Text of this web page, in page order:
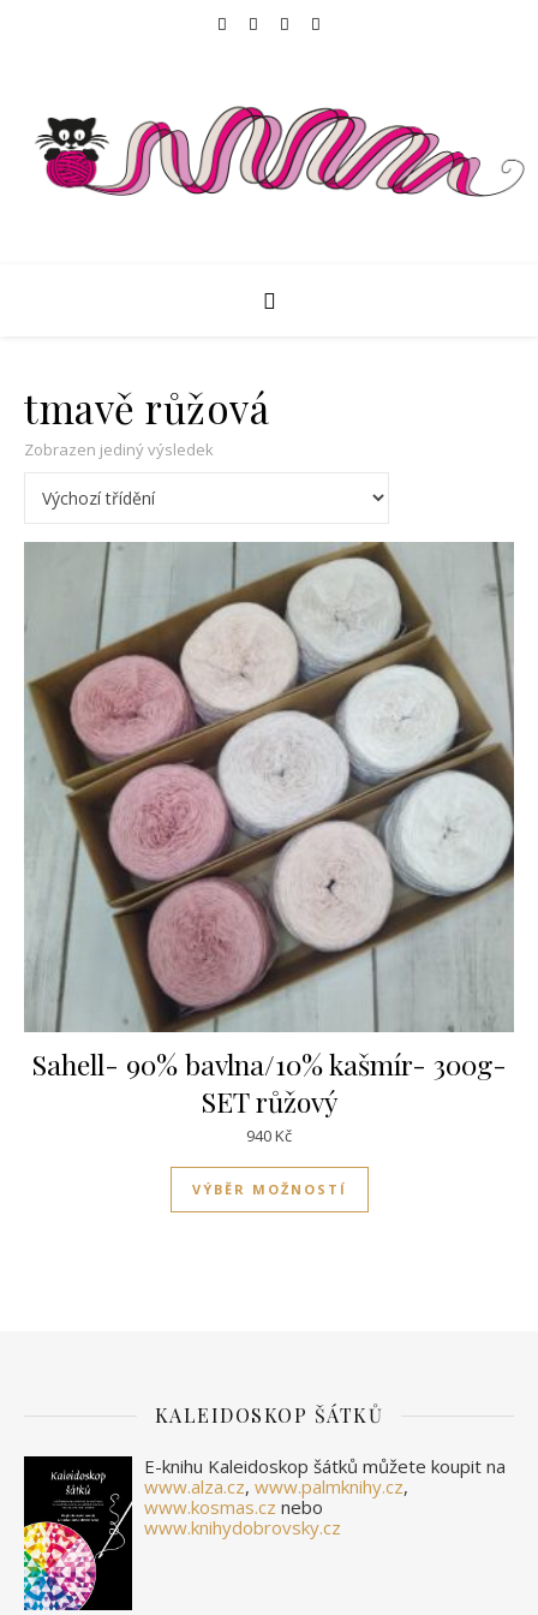
tmavě růžová
Zobrazen jediný výsledek
Sahell- 90% bavlna/10% kašmír- 300g-
SET růžový
940Kč
VÝBĚR MOŽNOSTÍ
KALEIDOSKOP ŠÁTKŮ
E-knihu Kaleidoskop šátků můžete koupit na
www.alza.cz, www.palmknihy.cz,
www.kosmas.cz nebo
www.knihydobrovsky.cz